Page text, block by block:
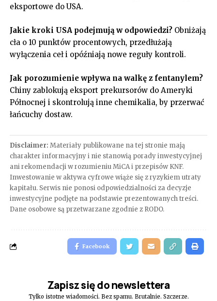
eksportowe do USA.
Jakie kroki USA podejmują w odpowiedzi? Obniżają
cła o 10 punktów procentowych, przedłużają
wyłączenia ceł i opóźniają nowe reguły kontroli.
Jak porozumienie wpływa na walkę z fentanylem?
Chiny zablokują eksport prekursorów do Ameryki
Północnej i skontrolują inne chemikalia, by przerwać
łańcuchy dostaw.
Disclaimer: Materiały publikowane na tej stronie mają
charakter informacyjny i nie stanowią porady inwestycyjnej
ani rekomendacji w rozumieniu MiCA i przepisów KNF.
Inwestowanie w aktywa cyfrowe wiąże się z ryzykiem utraty
kapitału. Serwis nie ponosi odpowiedzialności za decyzje
inwestycyjne podjęte na podstawie prezentowanych treści.
Dane osobowe są przetwarzane zgodnie z RODO.
Facebook
Zapisz się do newslettera
Tylko istotne wiadomości. Bez spamu. Brutalnie. Szczerze.